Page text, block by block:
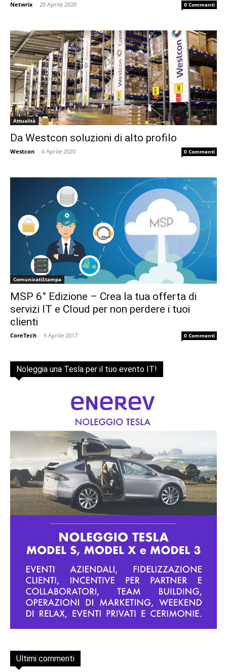
Netwrix - 20 Aprile 2020 0 Commenti
Attualità
Da Westcon soluzioni di alto profilo
Westcon - 6 Aprile 2020 0 Commenti
ComunicatiStampa
MSP 6° Edizione – Crea la tua offerta di
servizi IT e Cloud per non perdere i tuoi
clienti
CoreTech - 5 Aprile 2017 0 Commenti
Noleggia una Tesla per il tuo evento IT!
Ultimi commenti